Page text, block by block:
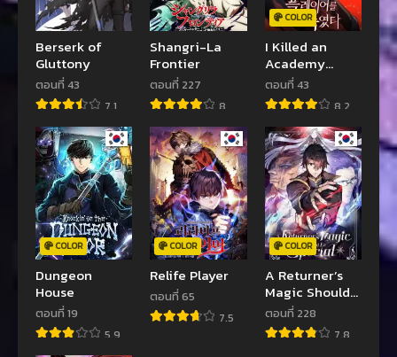
Berserk of
Gluttony
ตอนที่ 43
7.1
Shangri-La
Frontier
ตอนที่ 227
8
COLOR
I Killed an
Academy
Player
ตอนที่ 43
8.2
COLOR
Dungeon
House
ตอนที่ 19
5.9
COLOR
Relife Player
ตอนที่ 65
7.5
COLOR
A Returner’s
Magic Should
Be Special
ตอนที่ 228
7.8